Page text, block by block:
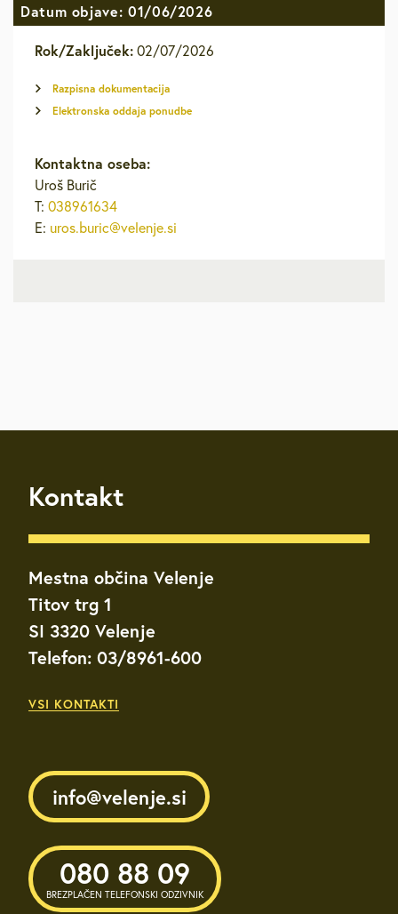
Datum objave: 01/06/2026
Rok/Zaključek: 02/07/2026
Razpisna dokumentacija
Elektronska oddaja ponudbe
Kontaktna oseba:
Uroš Burič
T: 038961634
E: uros.buric@velenje.si
Kontakt
Mestna občina Velenje
Titov trg 1
SI 3320 Velenje
Telefon: 03/8961-600
VSI KONTAKTI
info@velenje.si
080 88 09
BREZPLAČEN TELEFONSKI ODZIVNIK